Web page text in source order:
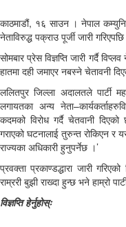
काठमाडौं, १६ साउन । नेपाल
नेताविरुद्ध पक्राउ पूर्जी जारी
सोमबार प्रेस विज्ञप्ति जारी गर्दै
हातमा दही जमाएर नबस्‍ने चेतावनी
ललितपुर जिल्ला अदालतले पार्टी
लगायतका अन्य
कदमको विरोध गर्दै चेतवानी
गराएको घटनालाई तुरुन्त रोकिएन र
राज्यका अधिकारी हुनुपर्नेछ ।’
प्रवक्ता प्रकाण्डद्धारा जारी
राम्ररी बुझी राख्दा हुन्छ भने हाम्रो
विज्ञप्ति हेर्नुहोस्ः